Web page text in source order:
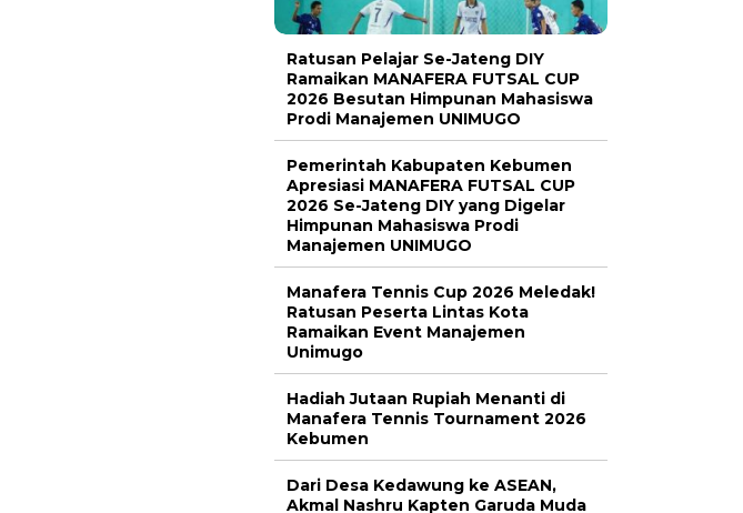
Ratusan Pelajar Se-Jateng DIY
Ramaikan MANAFERA FUTSAL CUP
2026 Besutan Himpunan Mahasiswa
Prodi Manajemen UNIMUGO
Pemerintah Kabupaten Kebumen
Apresiasi MANAFERA FUTSAL CUP
2026 Se-Jateng DIY yang Digelar
Himpunan Mahasiswa Prodi
Manajemen UNIMUGO
Manafera Tennis Cup 2026 Meledak!
Ratusan Peserta Lintas Kota
Ramaikan Event Manajemen
Unimugo
Hadiah Jutaan Rupiah Menanti di
Manafera Tennis Tournament 2026
Kebumen
Dari Desa Kedawung ke ASEAN,
Akmal Nashru Kapten Garuda Muda